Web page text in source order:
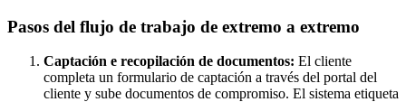
Pasos del flujo de trabajo de extremo a extremo
Captación e recopilación de documentos: El cliente
completa un formulario de captación a través del portal del
cliente y sube documentos de compromiso. El sistema etiqueta